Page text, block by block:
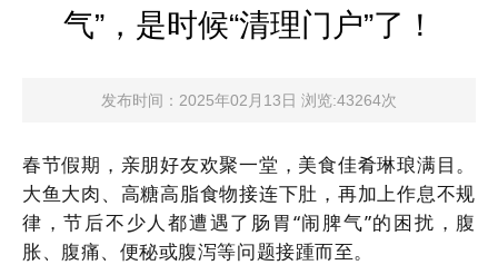
气”，是时候“清理门户”了！
发布时间：2025年02月13日 浏览:43264次
春节假期，亲朋好友欢聚一堂，美食佳肴琳琅满目。
大鱼大肉、高糖高脂食物接连下肚，再加上作息不规
律，节后不少人都遭遇了肠胃“闹脾气”的困扰，腹
胀、腹痛、便秘或腹泻等问题接踵而至。